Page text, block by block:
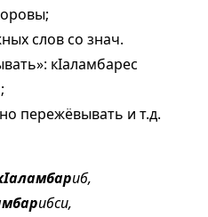
слов со знач.
кIаламбарес
пережёвывать и т.д.
иб,
ибси,